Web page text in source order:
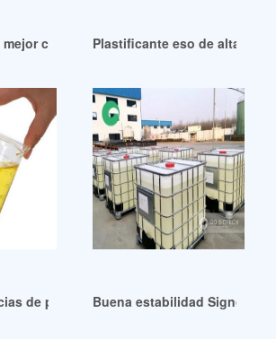
calidad esbo de aceite de soya
Plastificante eso de alta
de plastificantes de PVC-Guantes
Buena estabilidad Signos